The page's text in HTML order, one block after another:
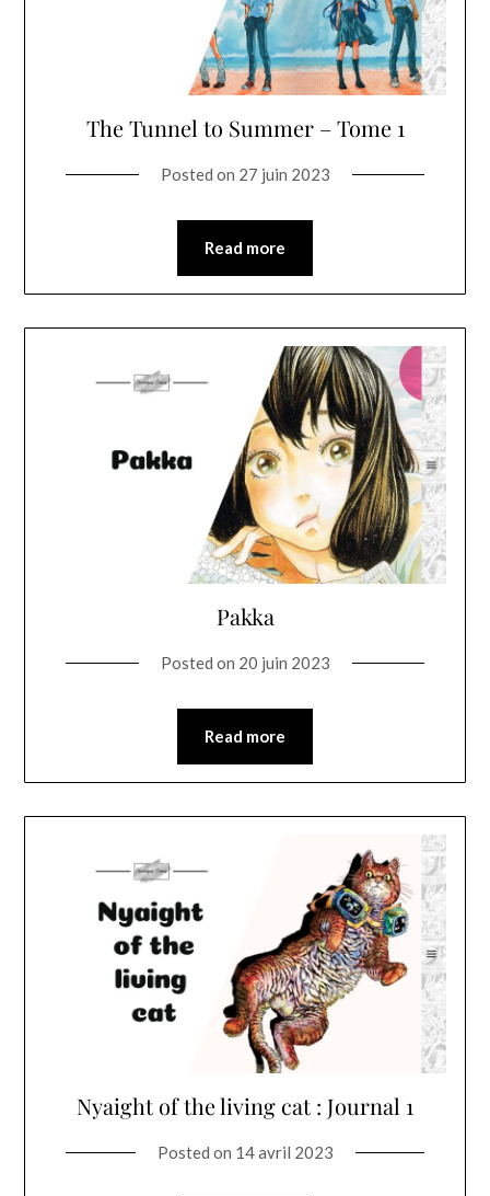
The Tunnel to Summer – Tome 1
Posted on 27 juin 2023
Read more
Pakka
Posted on 20 juin 2023
Read more
Nyaight of the living cat : Journal 1
Posted on 14 avril 2023